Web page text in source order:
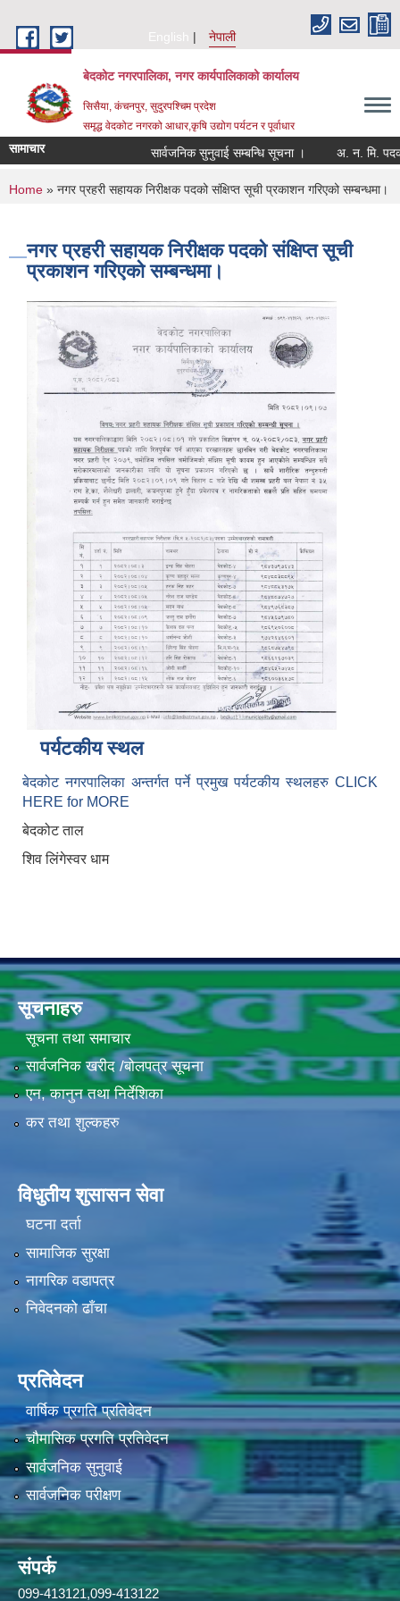
English
नेपाली
बेदकोट नगरपालिका, नगर कार्यपालिकाको कार्यालय
सिसैया, कंचनपुर, सुदुरपश्चिम प्रदेश
समृद्ध वेदकोट नगरको आधार,कृषि उद्योग पर्यटन र पूर्वाधार
सामाचार सार्वजनिक सुनुवाई सम्बन्धि सूचना ।
You are here
Home » नगर प्रहरी सहायक निरीक्षक पदको संक्षिप्त सूची प्रकाशन गरिएको सम्बन्धमा।
नगर प्रहरी सहायक निरीक्षक पदको संक्षिप्त सूची
प्रकाशन गरिएको सम्बन्धमा।
पर्यटकीय स्थल
बेदकोट नगरपालिका अन्तर्गत पर्ने प्रमुख पर्यटकीय स्थलहरु CLICK
HERE for MORE
बेदकोट ताल
शिव लिंगेस्वर धाम
सूचनाहरु
सूचना तथा समाचार
सार्वजनिक खरीद /बोलपत्र सूचना
एन, कानुन तथा निर्देशिका
कर तथा शुल्कहरु
विधुतीय शुसासन सेवा
घटना दर्ता
सामाजिक सुरक्षा
नागरिक वडापत्र
निवेदनको ढाँचा
प्रतिवेदन
वार्षिक प्रगति प्रतिवेदन
चौमासिक प्रगति प्रतिवेदन
सार्वजनिक सुनुवाई
सार्वजनिक परीक्षण
संपर्क
099-413121,099-413122